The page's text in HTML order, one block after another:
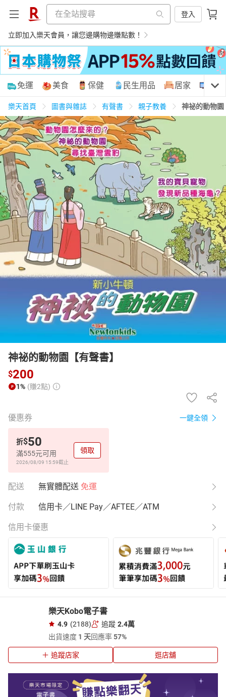
登入
立即加入樂天會員，讓您邊購物邊賺點數！
購物網分類
天天免運 美食蛋糕 養生保健
居家生活 3C家電 運動休閒 親子玩具
女裝 男裝 化妝保養 情趣用品
日本購物 電子/紙本書
免運 美食 保健 民生用品 居家 3C
樂天首頁 圖書與雜誌 有聲書 親子教養 神祕的動物園
神祕的動物園【有聲書】
$200
1% (賺2點)
優惠券 一鍵全領
折$50
滿555元可用
2026/08/09 15:59截止
領取
配送 無實體配送 免運
付款 信用卡／LINE Pay／AFTEE／ATM
信用卡優惠
樂天Kobo電子書
4.9 (2188) 追蹤 2.4萬
出貨速度 1 天回應率57%
追蹤店家 逛店舖